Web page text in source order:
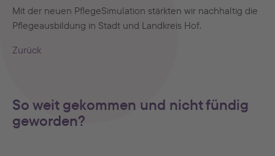
Mit der neuen PflegeSimulation stärkten wir nachhaltig die
Pflegeausbildung in Stadt und Landkreis Hof.
Zurück
So weit gekommen und nicht fündig
geworden?